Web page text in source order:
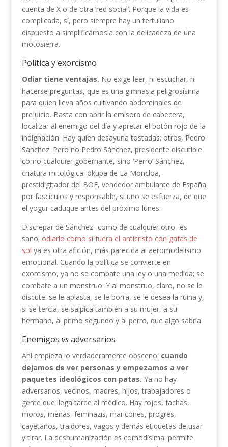
cuenta de X o de otra ‘red social’. Porque la vida es
complicada, sí, pero siempre hay un tertuliano
dispuesto a simplificárnosla con la delicadeza de una
motosierra.
Política y exorcismo
Odiar tiene ventajas. No exige leer, ni escuchar, ni
hacerse preguntas, que es una gimnasia peligrosísima
para quien lleva años cultivando abdominales de
prejuicio. Basta con abrir la emisora de cabecera,
localizar al enemigo del día y apretar el botón rojo de la
indignación. Hay quien desayuna tostadas; otros, Pedro
Sánchez. Pero no Pedro Sánchez, presidente discutible
como cualquier gobernante, sino ‘Perro’ Sánchez,
criatura mitológica: okupa de La Moncloa,
prestidigitador del BOE, vendedor ambulante de España
por fascículos y responsable, si uno se esfuerza, de que
el yogur caduque antes del próximo lunes.
Discrepar de Sánchez -como de cualquier otro- es
sano; odiarlo como si fuera el anticristo con gafas de
sol ya es otra afición, más parecida al aeromodelismo
emocional. Cuando la política se convierte en
exorcismo, ya no se combate una ley o una medida; se
combate a un monstruo. Y al monstruo, claro, no se le
discute: se le aplasta, se le borra, se le desea la ruina y,
si se tercia, se salpica también a su mujer, a su
hermano, al primo segundo y al perro, que algo sabría.
Enemigos vsadversarios
Ahí empieza lo verdaderamente obsceno: cuando
dejamos de ver personas y empezamos a ver
paquetes ideológicos con patas. Ya no hay
adversarios, vecinos, madres, hijos, trabajadores o
gente que llega tarde al médico. Hay rojos, fachas,
moros, menas, feminazis, maricones, progres,
cayetanos, traidores, vagos y demás etiquetas de usar
y tirar. La deshumanización es comodísima: permite